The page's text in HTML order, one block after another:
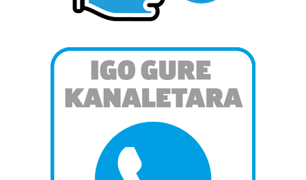
Bazkide batzuek ez dizute baimenik eskatzen, eta beren
bazkideen zerrenda, beren ustez zein helburutarako
duten interes legitimoa eta horren aurka nola egin
dezakezun ikusteko.
buruzko informazio gehiago eta ezarri zure lehentasunak
datuen atalean. Edozein unetan alda edo ken dezakezu
zure baimena Cookieen adierazpenean.